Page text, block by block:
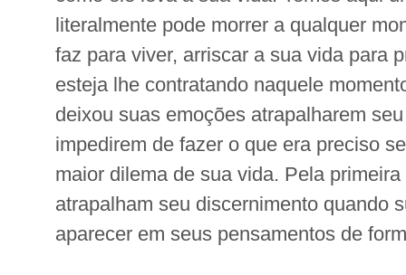
literalmente pode morrer a qualquer
faz para viver, arriscar a sua vida para
esteja lhe contratando naquele
deixou suas emoções atrapalharem
impedirem de fazer o que era preciso
maior dilema de sua vida. Pela
atrapalham seu discernimento quando
aparecer em seus pensamentos de